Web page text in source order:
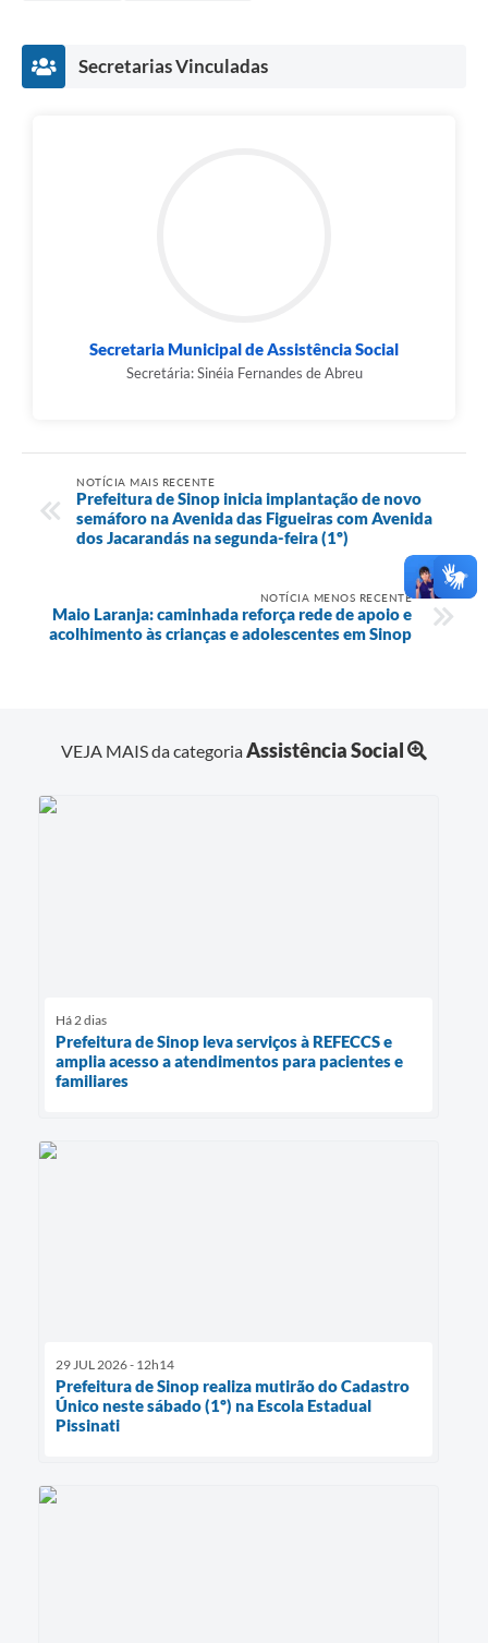
Secretarias Vinculadas
Secretaria Municipal de Assistência Social
Secretária: Sinéia Fernandes de Abreu
NOTÍCIA MAIS RECENTE
Prefeitura de Sinop inicia implantação de novo
semáforo na Avenida das Figueiras com Avenida
dos Jacarandás na segunda-feira (1º)
NOTÍCIA MENOS RECENTE
Maio Laranja: caminhada reforça rede de apoio e
acolhimento às crianças e adolescentes em Sinop
VEJA MAIS da categoriaAssistência Social
Há 2 dias
Prefeitura de Sinop leva serviços à REFECCS e
amplia acesso a atendimentos para pacientes e
familiares
29 JUL 2026 - 12h14
Prefeitura de Sinop realiza mutirão do Cadastro
Único neste sábado (1º) na Escola Estadual
Pissinati